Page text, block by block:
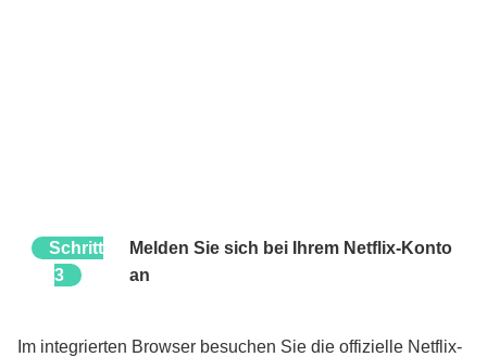
Schritt
3
Melden Sie sich bei Ihrem Netflix-Konto
an
Im integrierten Browser besuchen Sie die offizielle Netflix-